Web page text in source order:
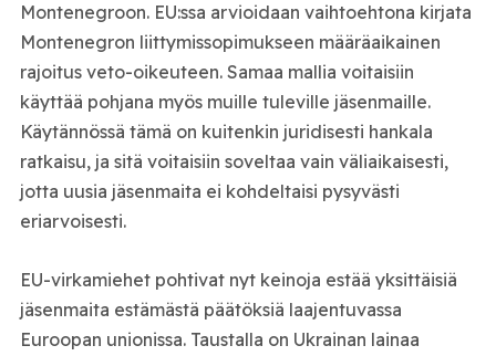
Montenegroon. EU:ssa arvioidaan vaihtoehtona kirjata
Montenegron liittymissopimukseen määräaikainen
rajoitus veto-oikeuteen. Samaa mallia voitaisiin
käyttää pohjana myös muille tuleville jäsenmaille.
Käytännössä tämä on kuitenkin juridisesti hankala
ratkaisu, ja sitä voitaisiin soveltaa vain väliaikaisesti,
jotta uusia jäsenmaita ei kohdeltaisi pysyvästi
eriarvoisesti.
EU-virkamiehet pohtivat nyt keinoja estää yksittäisiä
jäsenmaita estämästä päätöksiä laajentuvassa
Euroopan unionissa. Taustalla on Ukrainan lainaa